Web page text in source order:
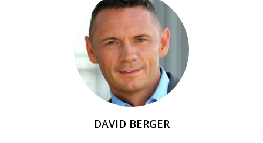
DAVID BERGER